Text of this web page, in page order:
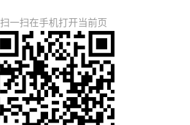
扫一扫在手机打开当前页